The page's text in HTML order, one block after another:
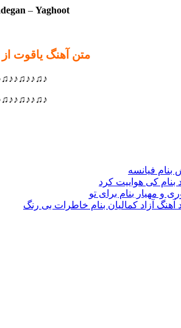
– Yaghoot
متن آهنگ یاقوت
بنام فیانسه
بنام کی هواییت کرد
و مهیار بنام برای تو
آهنگ آزاد کمالیان بنام خاطرات بی رنگ